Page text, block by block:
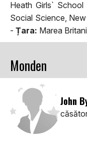
Heath Girls` School
Social Science,
- Țara: Marea
Monden
John